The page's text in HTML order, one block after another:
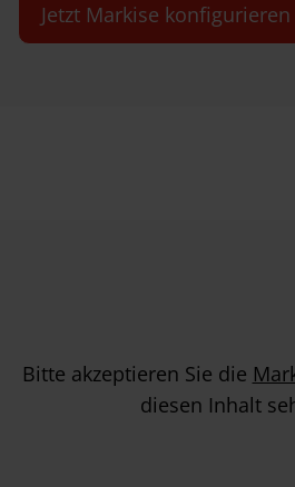
Jetzt Markise konfigurieren
Bitte akzeptieren Sie die
diesen Inhalt